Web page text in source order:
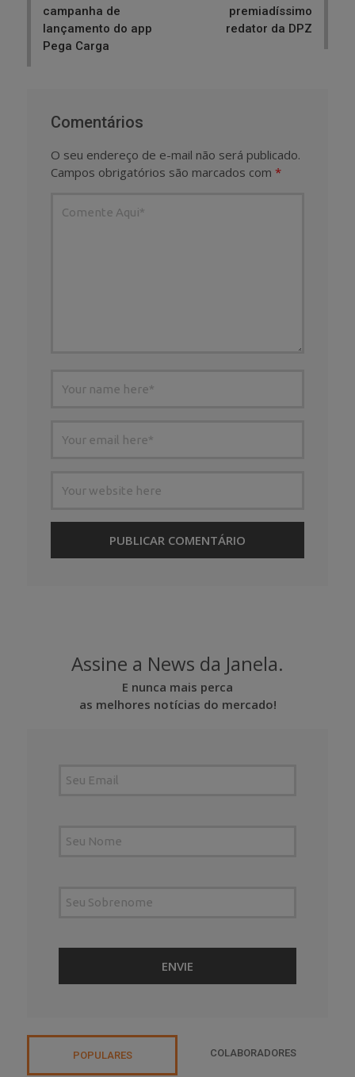
campanha de
lançamento do app
Pega Carga
premiadíssimo
redator da DPZ
Comentários
O seu endereço de e-mail não será publicado.
Campos obrigatórios são marcados com *
Assine a News da Janela.
E nunca mais perca
as melhores notícias do mercado!
POPULARES COLABORADORES